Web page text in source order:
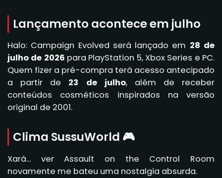
Lançamento acontece em julho
Halo: Campaign Evolved será lançado em 28 de
julho de 2026 para PlayStation 5, Xbox Series e PC.
Quem fizer a pré-compra terá acesso antecipado
a partir de 23 de julho, além de receber
conteúdos cosméticos inspirados na versão
original de 2001.
Clima SussuWorld 🎮
Xará... ver Assault on the Control Room
novamente me bateu uma nostalgia absurda.